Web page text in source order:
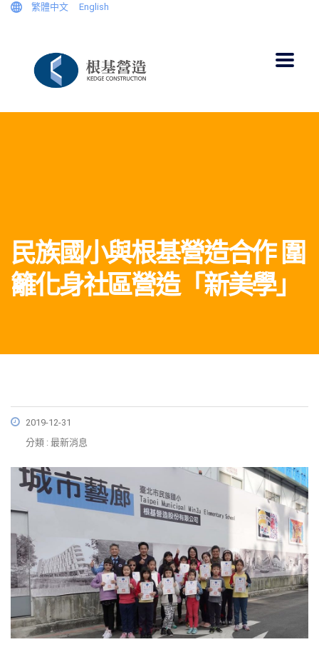
繁體中文 English
民族國小與根基營造合作 圍
籬化身社區營造「新美學」
2019-12-31
分類 : 最新消息